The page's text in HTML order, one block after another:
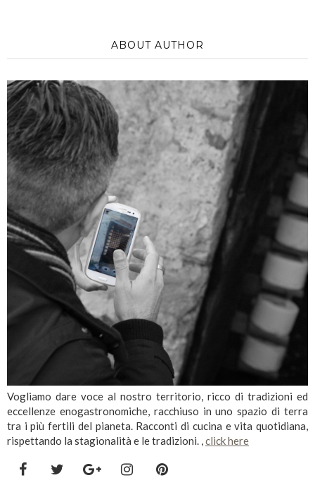
ABOUT AUTHOR
Vogliamo dare voce al nostro territorio, ricco di tradizioni ed
eccellenze enogastronomiche, racchiuso in uno spazio di terra
tra i più fertili del pianeta. Racconti di cucina e vita quotidiana,
rispettando la stagionalità e le tradizioni. ,click here